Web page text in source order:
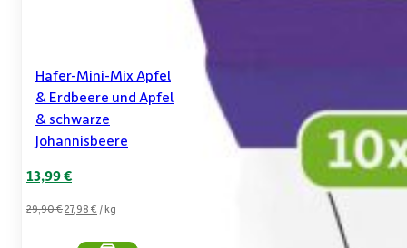
Hafer-Mini-Mix Apfel
& Erdbeere und Apfel
& schwarze
Johannisbeere
Ursprünglicher
war:
13,99€Aktueller
ist:
29,90€27,98 € / kg